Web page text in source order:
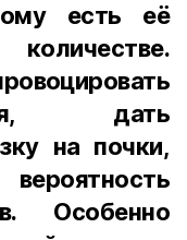
есть её
дать
на почки,
Особенно